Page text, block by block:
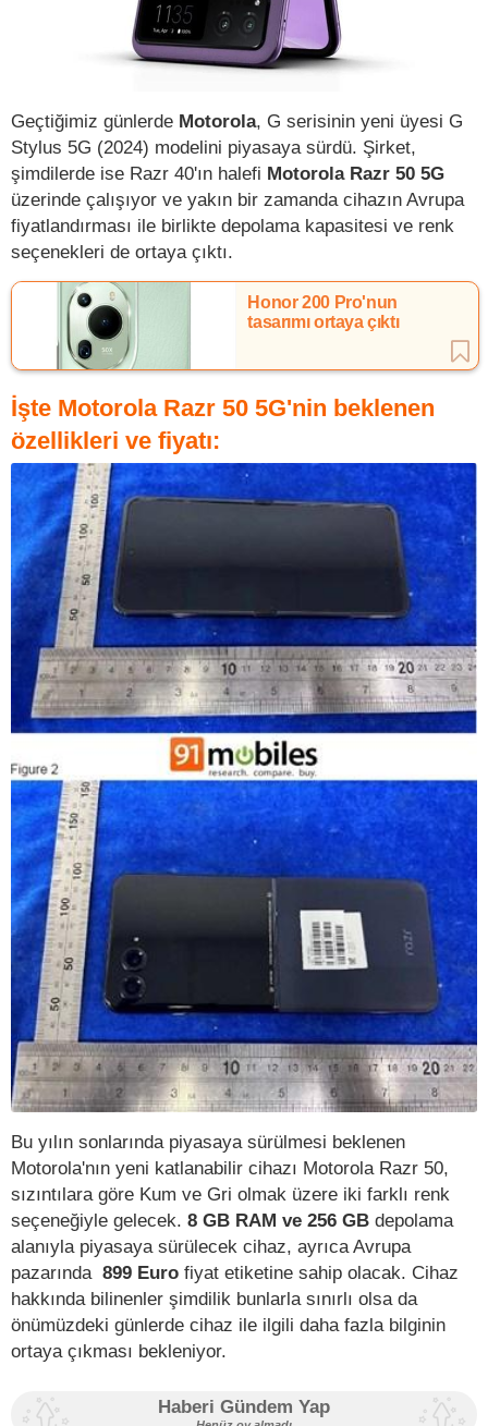
Geçtiğimiz günlerde Motorola, G serisinin yeni üyesi G
Stylus 5G (2024) modelini piyasaya sürdü. Şirket,
şimdilerde ise Razr 40'ın halefi Motorola Razr 50 5G
üzerinde çalışıyor ve yakın bir zamanda cihazın Avrupa
fiyatlandırması ile birlikte depolama kapasitesi ve renk
seçenekleri de ortaya çıktı.
Honor 200 Pro'nun
tasarımı ortaya çıktı
İşte Motorola Razr 50 5G'nin beklenen
özellikleri ve fiyatı:
Bu yılın sonlarında piyasaya sürülmesi beklenen
Motorola'nın yeni katlanabilir cihazı Motorola Razr 50,
sızıntılara göre Kum ve Gri olmak üzere iki farklı renk
seçeneğiyle gelecek. 8 GB RAM ve 256 GB depolama
alanıyla piyasaya sürülecek cihaz, ayrıca Avrupa
pazarında 899 Euro fiyat etiketine sahip olacak. Cihaz
hakkında bilinenler şimdilik bunlarla sınırlı olsa da
önümüzdeki günlerde cihaz ile ilgili daha fazla bilginin
ortaya çıkması bekleniyor.
Haberi Gündem Yap